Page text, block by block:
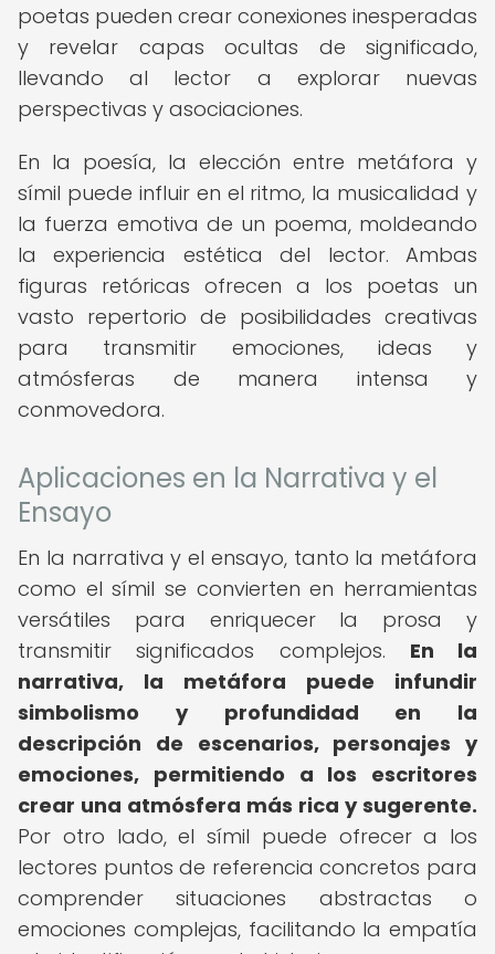
poetas pueden crear conexiones inesperadas
y revelar capas ocultas de significado,
llevando al lector a explorar nuevas
perspectivas y asociaciones.
En la poesía, la elección entre metáfora y
símil puede influir en el ritmo, la musicalidad y
la fuerza emotiva de un poema, moldeando
la experiencia estética del lector. Ambas
figuras retóricas ofrecen a los poetas un
vasto repertorio de posibilidades creativas
para transmitir emociones, ideas y
atmósferas de manera intensa y
conmovedora.
Aplicaciones en la Narrativa y el
Ensayo
En la narrativa y el ensayo, tanto la metáfora
como el símil se convierten en herramientas
versátiles para enriquecer la prosa y
transmitir significados complejos. En la
narrativa, la metáfora puede infundir
simbolismo y profundidad en la
descripción de escenarios, personajes y
emociones, permitiendo a los escritores
crear una atmósfera más rica y sugerente.
Por otro lado, el símil puede ofrecer a los
lectores puntos de referencia concretos para
comprender situaciones abstractas o
emociones complejas, facilitando la empatía